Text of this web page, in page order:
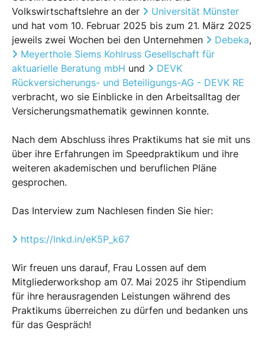
Volkswirtschaftslehre an der
Universität Münster
und hat vom 10. Februar 2025 bis zum 21. März 2025
jeweils zwei Wochen bei den Unternehmen
Debeka,
Meyerthole Siems Kohlruss Gesellschaft für
aktuarielle Beratung mbH und
DEVK
Rückversicherungs- und Beteiligungs-AG - DEVK RE
verbracht, wo sie Einblicke in den Arbeitsalltag der
Versicherungsmathematik gewinnen konnte.
Nach dem Abschluss ihres Praktikums hat sie mit uns
über ihre Erfahrungen im Speedpraktikum und ihre
weiteren akademischen und beruflichen Pläne
gesprochen.
Das Interview zum Nachlesen finden Sie hier:
https://lnkd.in/eK5P_k67
Wir freuen uns darauf, Frau Lossen auf dem
Mitgliederworkshop am 07. Mai 2025 ihr Stipendium
für ihre herausragenden Leistungen während des
Praktikums überreichen zu dürfen und bedanken uns
für das Gespräch!